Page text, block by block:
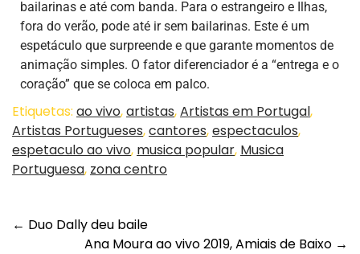
bailarinas e até com banda. Para o estrangeiro e Ilhas,
fora do verão, pode até ir sem bailarinas. Este é um
espetáculo que surpreende e que garante momentos de
animação simples. O fator diferenciador é a “entrega e o
coração” que se coloca em palco.
Etiquetas: ao vivo,artistas,Artistas em Portugal,
Artistas Portugueses,cantores,espectaculos,
espetaculo ao vivo, musica popular, Musica
Portuguesa, zona centro
← Duo Dally deu baile
Ana Moura ao vivo 2019, Amiais de Baixo →